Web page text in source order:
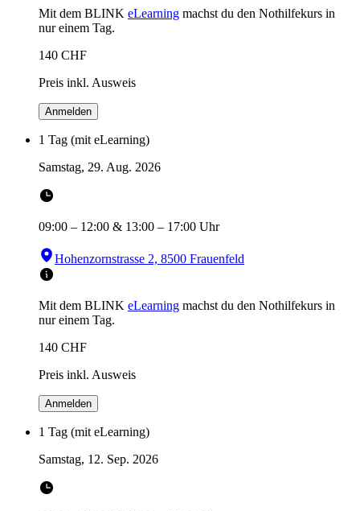
Mit dem BLINK eLearning machst du den Nothilfekurs in
nur einem Tag.
140 CHF
Preis inkl. Ausweis
Anmelden
1 Tag (mit eLearning)
Samstag, 29. Aug. 2026
09:00 – 12:00 & 13:00 – 17:00 Uhr
Hohenzornstrasse 2, 8500 Frauenfeld
Mit dem BLINK eLearning machst du den Nothilfekurs in
nur einem Tag.
140 CHF
Preis inkl. Ausweis
Anmelden
1 Tag (mit eLearning)
Samstag, 12. Sep. 2026